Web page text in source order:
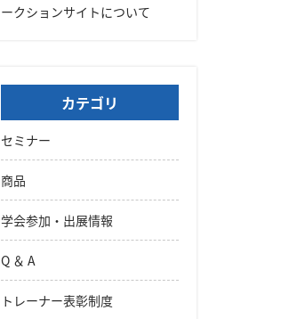
ークションサイトについて
カテゴリ
セミナー
商品
学会参加・出展情報
Q ＆ A
トレーナー表彰制度